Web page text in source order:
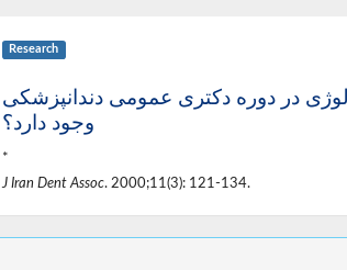
Research
در دوره دکتری عمومی دندانپزشکی
وجود دارد؟
*
J Iran Dent Assoc. 2000;11(3): 121-134.